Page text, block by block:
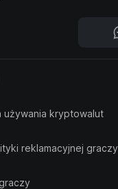
używania kryptowalut
reklamacyjnej graczy